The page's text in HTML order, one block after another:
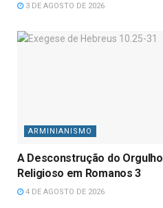
3 DE AGOSTO DE 2026
ARMINIANISMO
A Desconstrução do Orgulho
Religioso em Romanos 3
4 DE AGOSTO DE 2026